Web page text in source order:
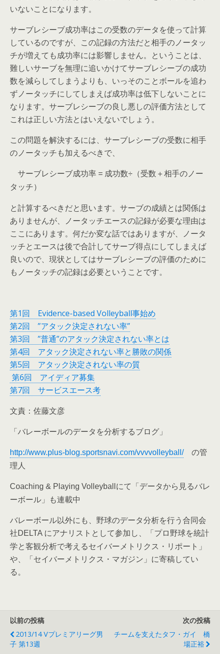
いないことになります。
サーブレシーブ成功率はこの受数のデータを使って計算
しているのですが、この記録の方法だと相手のノータッ
チが増えても成功率には影響しません。ということは、
難しいサーブを無理に追いかけてサーブレシーブの成功
数を減らしてしまうよりも、いっそのことボールを追わ
ずノータッチにしてしまえば成功率は低下しないことに
なります。サーブレシーブの良し悪しの評価方法として
これは正しい方法とはいえないでしょう。
この問題を解決するには、サーブレシーブの受数に相手
のノータッチも加えるべきで、
サーブレシーブ成功率 = 成功数÷（受数＋相手のノー
タッチ）
と計算するべきだと思います。サーブの成績とは関係は
ありませんが、ノータッチエースの記録が必要な理由は
ここにあります。何だか変な話ではありますが、ノータ
ッチとエースは後で合計してサーブ得点にしてしまえば
良いので、現状としてはサーブレシーブの評価のために
もノータッチの記録は必要ということです。
第1回 Evidence-based Volleyball事始め
第2回 ”アタック決定されない率”
第3回 ”普通”のアタック決定されない率とは
第4回 アタック決定されない率と勝敗の関係
第5回 アタック決定されない率の質
第6回 アイディア募集
第7回 サービスエース考
文責：佐藤文彦
「バレーボールのデータを分析するブログ」
http://www.plus-blog.sportsnavi.com/vvvvolleyball/の管
理人
Coaching & Playing Volleyball にて「データから見るバレ
ーボール」も連載中
バレーボール以外にも、野球のデータ分析を行う合同会
社DELTA にアナリストとして参加し、「プロ野球を統計
学と客観分析で考えるセイバーメトリクス・リポート」
や、「セイバーメトリクス・マガジン」に寄稿してい
る。
以前の投稿
2013/14 Vプレミアリーグ男
子 第13週
次の投稿
チームを支えたタフ・ガイ 橋
場正裕